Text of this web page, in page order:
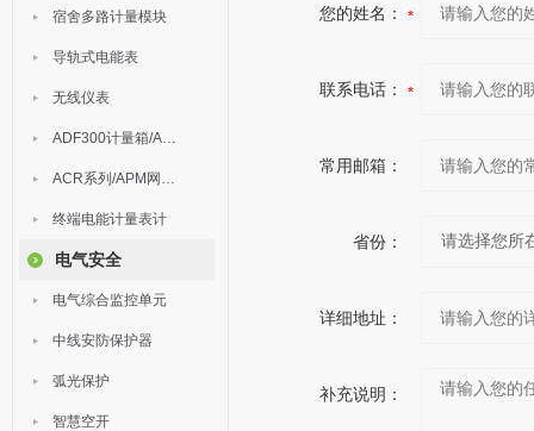
宿舍多路计量模块
导轨式电能表
无线仪表
ADF300计量箱/AEW无线计量
ACR系列/APM网络电力仪表
终端电能计量表计
电气安全
电气综合监控单元
中线安防保护器
弧光保护
智慧空开
您的姓名：
联系电话：
常用邮箱：
省份：
详细地址：
补充说明：